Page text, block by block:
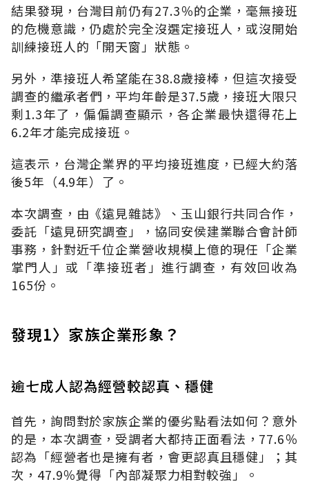
結果發現，台灣目前仍有27.3％的企業，毫無接班
的危機意識，仍處於完全沒選定接班人，或沒開始
訓練接班人的「開天窗」狀態。
另外，準接班人希望能在38.8歲接棒，但這次接受
調查的繼承者們，平均年齡是37.5歲，接班大限只
剩1.3年了，偏偏調查顯示，各企業最快還得花上
6.2年才能完成接班。
這表示，台灣企業界的平均接班進度，已經大約落
後5年（4.9年）了。
本次調查，由《遠見雜誌》、玉山銀行共同合作，
委託「遠見研究調查」，協同安侯建業聯合會計師
事務，針對近千位企業營收規模上億的現任「企業
掌門人」或「準接班者」進行調查，有效回收為
165份。
發現1〉家族企業形象？
逾七成人認為經營較認真、穩健
首先，詢問對於家族企業的優劣點看法如何？意外
的是，本次調查，受調者大都持正面看法，77.6％
認為「經營者也是擁有者，會更認真且穩健」；其
次，47.9％覺得「內部凝聚力相對較強」。